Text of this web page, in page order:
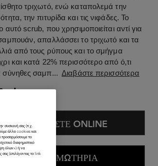
τριχωτό, ενώ καταπολεμά την
την πιτυρίδα και τις νιφάδες. Το
αυτό scrub, που χρησιμοποιείται αντί για
απαλλάσσει το τριχωτό και τα
από τους ρύπους και το σμήγμα
και κατά 22% περισσότερο από ό,τι
σύνηθες σαμπ...Διαβάστε περισσότερα
ml
ΑΓΟΡΑΣΤΕ ONLINE
ΚΟΜΜΩΤΗΡΙΑ
συσκευή σας (π.χ.
άλλα cookies και
προσαρμόσουμε το
διαφημιστικό
όλων») ή να
σας (επιλέγοντας το link